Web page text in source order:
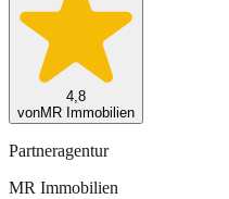
4,8
vonMR Immobilien
Partneragentur
MR Immobilien